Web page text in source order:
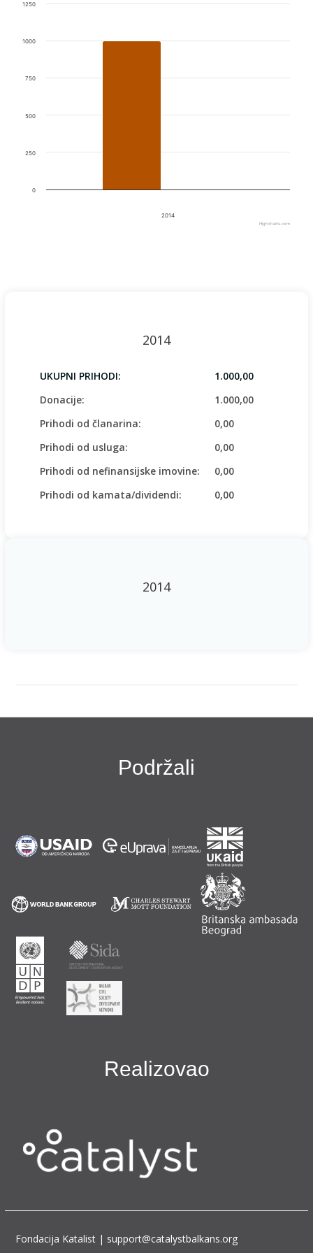
2014
0
250
500
750
1000
1250
Highcharts.com
2014
UKUPNI PRIHODI:
1.000,00
Donacije:
1.000,00
Prihodi od članarina:
0,00
Prihodi od usluga:
0,00
Prihodi od nefinansijske imovine:
0,00
Prihodi od kamata/dividendi:
0,00
2014
Podržali
Realizovao
Fondacija Katalist | support@catalystbalkans.org